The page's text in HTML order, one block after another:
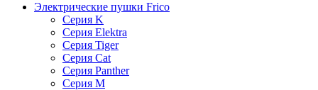
Электрические пушки Frico
Серия K
Серия Elektra
Серия Tiger
Серия Cat
Серия Panther
Серия M